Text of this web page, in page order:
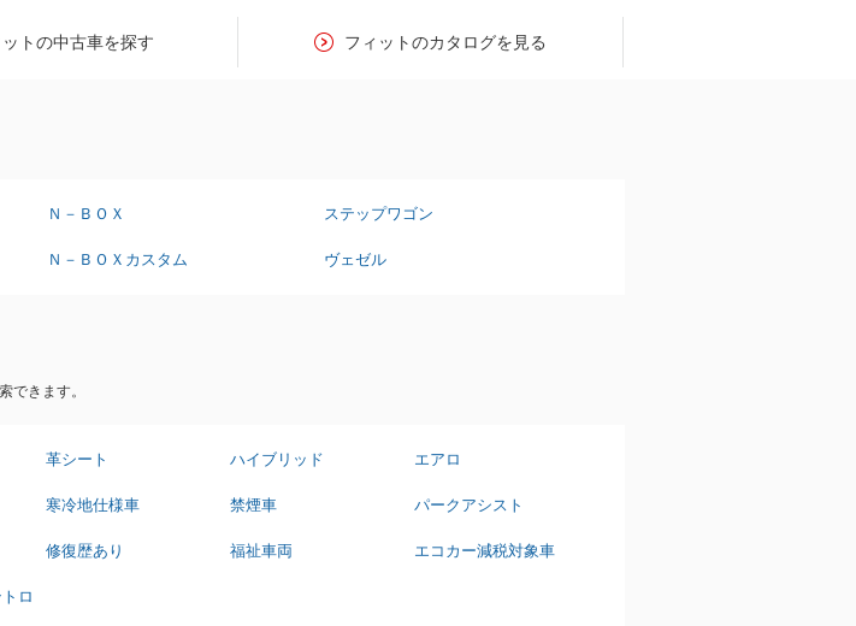
トの中古車を探す フィットのカタログを見る
Ｎ－ＢＯＸ ステップワゴン
Ｎ－ＢＯＸカスタム ヴェゼル
できます。
革シート ハイブリッド エアロ
寒冷地仕様車 禁煙車 パークアシスト
修復歴あり 福祉車両 エコカー減税対象車
ロ